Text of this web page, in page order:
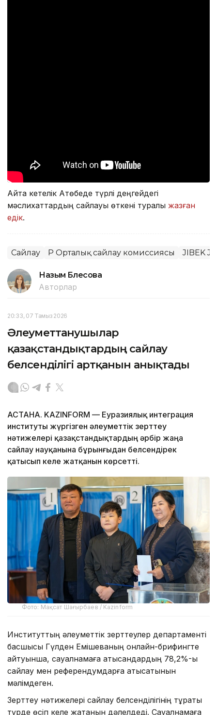
Айта кетелік Ақтөбеде түрлі деңгейдегі
мәслихаттардың сайлауы өткені туралы жазған
едік.
Сайлау ҚР Орталық сайлау комиссиясы JIBEK
Назым Бөлесова
Авторлар
20:33, 07 Тамыз 2026
Әлеуметтанушылар
қазақстандықтардың сайлау
белсенділігі артқанын анықтады
АСТАНА. KAZINFORM — Еуразиялық интеграция
институты жүргізген әлеуметтік зерттеу
нәтижелері қазақстандықтардың әрбір жаңа
сайлау науқанына бұрынғыдан белсендірек
қатысып келе жатқанын көрсетті.
Фото: Мақсат Шағырбаев / Kazinform
Институттың әлеуметтік зерттеулер департаменті
басшысы Гүлден Емішеваның онлайн-брифингте
айтуынша, сауалнамаға қатысқандардың 78,2%-ы
сайлау мен референдумдарға қатысатынын
мәлімдеген.
Зерттеу нәтижелері сайлау белсенділігінің тұрақты
түрде өсіп келе жатқанын дәлелдеді. Сауалнамаға